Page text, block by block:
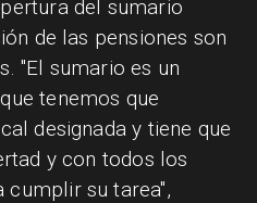
del sumario
de las pensiones son
"El sumario es un
tenemos que
designada y tiene que
y con todos los
cumplir su tarea",